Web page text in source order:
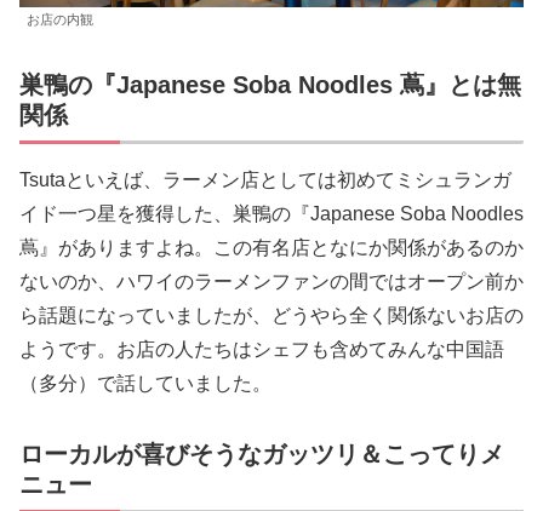
お店の内観
巣鴨の『Japanese Soba Noodles 蔦』とは無
関係
Tsutaといえば、ラーメン店としては初めてミシュランガ
イド一つ星を獲得した、巣鴨の『Japanese Soba Noodles
蔦』がありますよね。この有名店となにか関係があるのか
ないのか、ハワイのラーメンファンの間ではオープン前か
ら話題になっていましたが、どうやら全く関係ないお店の
ようです。お店の人たちはシェフも含めてみんな中国語
（多分）で話していました。
ローカルが喜びそうなガッツリ＆こってりメ
ニュー